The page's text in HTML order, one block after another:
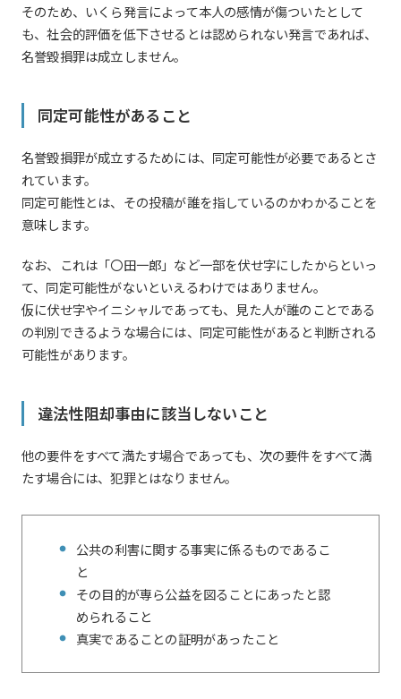
そのため、いくら発言によって本人の感情が傷ついたとして
も、社会的評価を低下させるとは認められない発言であれば、
名誉毀損罪は成立しません。
同定可能性があること
名誉毀損罪が成立するためには、同定可能性が必要であるとさ
れています。
同定可能性とは、その投稿が誰を指しているのかわかることを
意味します。
なお、これは「〇田一郎」など一部を伏せ字にしたからといっ
て、同定可能性がないといえるわけではありません。
仮に伏せ字やイニシャルであっても、見た人が誰のことである
の判別できるような場合には、同定可能性があると判断される
可能性があります。
違法性阻却事由に該当しないこと
他の要件をすべて満たす場合であっても、次の要件をすべて満
たす場合には、犯罪とはなりません。
公共の利害に関する事実に係るものであるこ
と
その目的が専ら公益を図ることにあったと認
められること
真実であることの証明があったこと